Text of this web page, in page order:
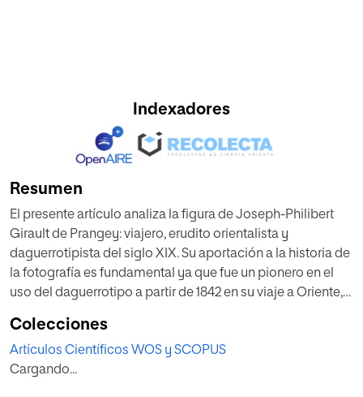
Indexadores
Resumen
El presente artículo analiza la figura de Joseph-Philibert
Girault de Prangey: viajero, erudito orientalista y
daguerrotipista del siglo XIX. Su aportación a la historia de
la fotografía es fundamental ya que fue un pionero en el
uso del daguerrotipo a partir de 1842 en su viaje a Oriente,
Egipto, Turquía, Siria, Palestina, Israel y Líbano. Además, fue
un gran artista –acuarelista, dibujante–, se interesó por la
botánica y la jardinería y destacó por sus estudios acerca
Colecciones
Artículos Científicos WOS y SCOPUS
Cargando...